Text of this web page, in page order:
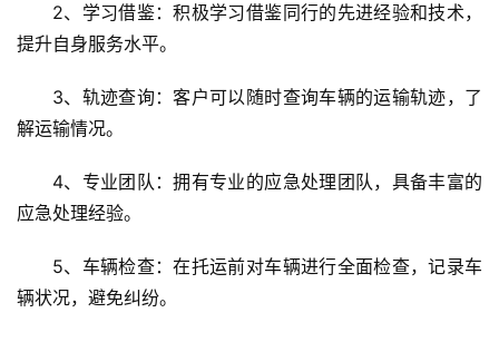
2、学习借鉴：积极学习借鉴同行的先进经验和技术，
提升自身服务水平。
3、轨迹查询：客户可以随时查询车辆的运输轨迹，了
解运输情况。
4、专业团队：拥有专业的应急处理团队，具备丰富的
应急处理经验。
5、车辆检查：在托运前对车辆进行全面检查，记录车
辆状况，避免纠纷。